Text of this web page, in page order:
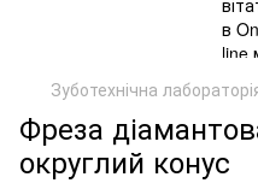
Зуботехнічна
Фреза
округлий конус